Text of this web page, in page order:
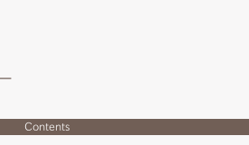
Contents